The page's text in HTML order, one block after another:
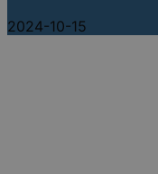
2024-10-15